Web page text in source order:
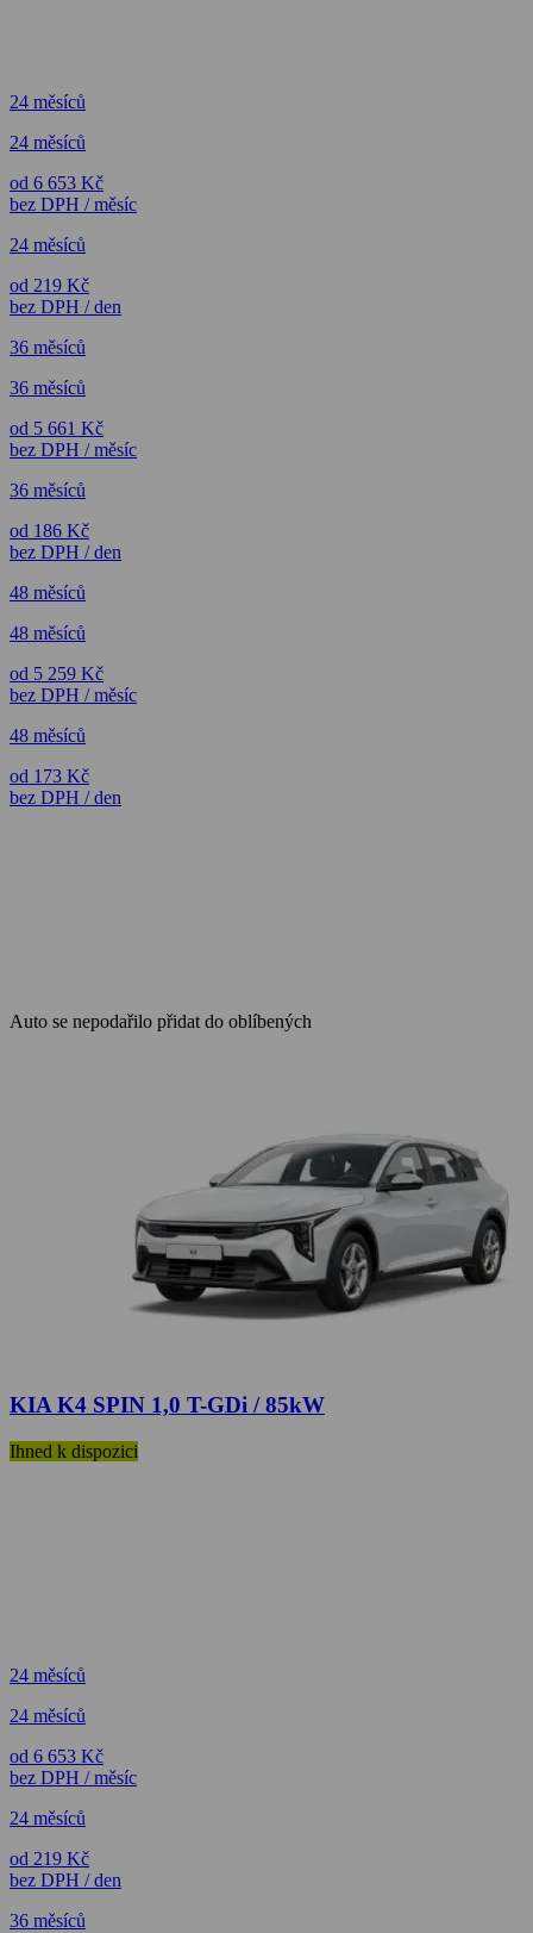
24 měsíců
24 měsíců
od 6 653 Kč
bez DPH / měsíc
24 měsíců
od 219 Kč
bez DPH / den
36 měsíců
36 měsíců
od 5 661 Kč
bez DPH / měsíc
36 měsíců
od 186 Kč
bez DPH / den
48 měsíců
48 měsíců
od 5 259 Kč
bez DPH / měsíc
48 měsíců
od 173 Kč
bez DPH / den
Auto se nepodařilo přidat do oblíbených
KIA K4 SPIN 1,0 T-GDi / 85kW
Ihned k dispozici
24 měsíců
24 měsíců
od 6 653 Kč
bez DPH / měsíc
24 měsíců
od 219 Kč
bez DPH / den
36 měsíců